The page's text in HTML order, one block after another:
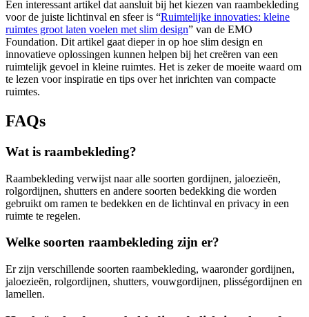
Een interessant artikel dat aansluit bij het kiezen van raambekleding
voor de juiste lichtinval en sfeer is “Ruimtelijke innovaties: kleine
ruimtes groot laten voelen met slim design” van de EMO
Foundation. Dit artikel gaat dieper in op hoe slim design en
innovatieve oplossingen kunnen helpen bij het creëren van een
ruimtelijk gevoel in kleine ruimtes. Het is zeker de moeite waard om
te lezen voor inspiratie en tips over het inrichten van compacte
ruimtes.
FAQs
Wat is raambekleding?
Raambekleding verwijst naar alle soorten gordijnen, jaloezieën,
rolgordijnen, shutters en andere soorten bedekking die worden
gebruikt om ramen te bedekken en de lichtinval en privacy in een
ruimte te regelen.
Welke soorten raambekleding zijn er?
Er zijn verschillende soorten raambekleding, waaronder gordijnen,
jaloezieën, rolgordijnen, shutters, vouwgordijnen, plisségordijnen en
lamellen.